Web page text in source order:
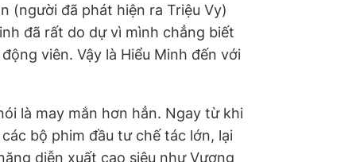
(người đã phát hiện ra Triệu Vy)
đã rất do dự vì mình chẳng biết
viên. Vậy là Hiểu Minh đến với
là may mắn hơn hẳn. Ngay từ khi
bộ phim đầu tư chế tác lớn, lại
diễn xuất cao siêu như Vương